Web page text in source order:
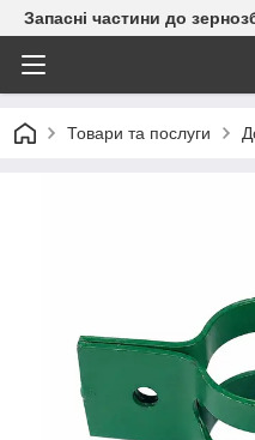
Запасні частини до
Товари та послуги